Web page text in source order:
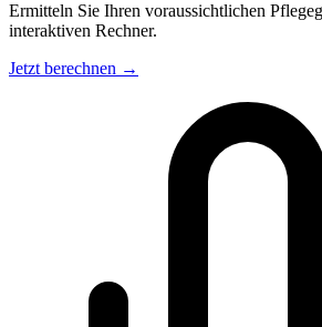
Ermitteln Sie Ihren voraussichtlichen
interaktiven Rechner.
Jetzt berechnen →